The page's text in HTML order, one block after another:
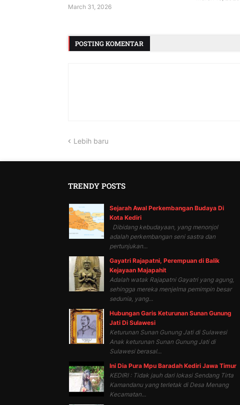
March 31, 2026
POSTING KOMENTAR
Lebih baru
TRENDY POSTS
Sejarah Awal Perkembangan Budaya Di
Kota Kediri
Dibidang kebudayaan, yang menonjol
adalah perkembangan seni sastra dan
pertunjukan...
Gayatri Rajapatni, Perempuan di Balik
Kejayaan Majapahit
Adalah watak Rajapatni Gayatri yang agung,
sehingga mereka menjelma pemimpin besar
sedunia, yang...
Hubungan Garis Keturunan Sunan Gunung
Jati Di Sulawesi
Keturunan Sunan Gunung Jati di Sulawesi
Anak keturunan Sunan Gunung Jati di
Sulawesi berasal...
Ini Dia Pura Mpu Baradah Kediri Jawa Timur
KEDIRI : Tidak jauh dari lokasi Sendang Tirta
Kamandanu yang terletak di Desa Menang
Kecamatan...